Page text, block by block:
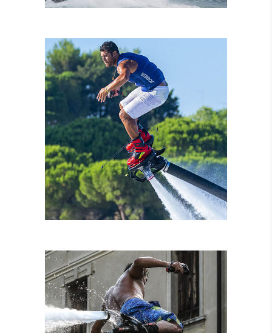
NOLEGGIO MOTO
D’ACQUA